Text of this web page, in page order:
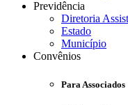
Previdência
Diretoria
Estado
Município
Convênios
Para Associados